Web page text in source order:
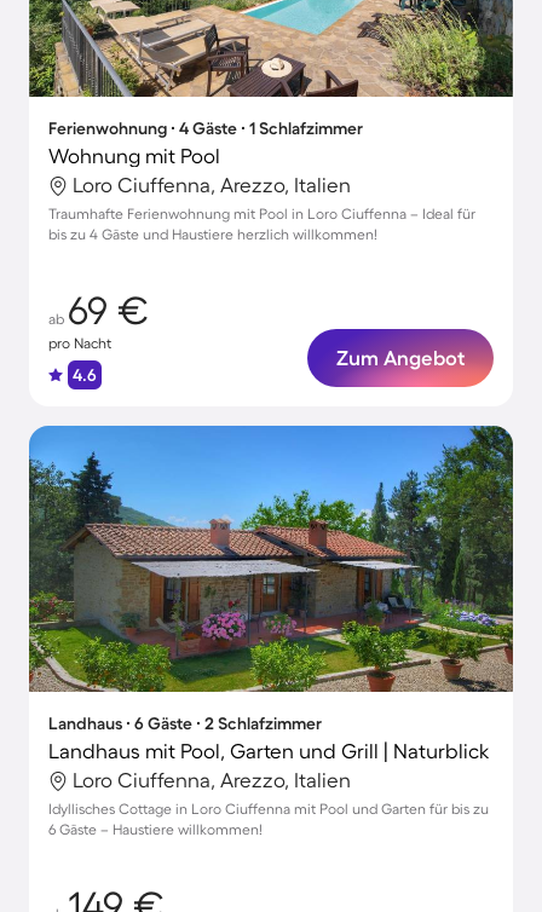
Ferienwohnung ∙ 4 Gäste ∙ 1 Schlafzimmer
Wohnung mit Pool
Loro Ciuffenna, Arezzo, Italien
Traumhafte Ferienwohnung mit Pool in Loro Ciuffenna – Ideal für
bis zu 4 Gäste und Haustiere herzlich willkommen!
ab 69 €
pro Nacht
4.6
Zum Angebot
Landhaus ∙ 6 Gäste ∙ 2 Schlafzimmer
Landhaus mit Pool, Garten und Grill | Naturblick
Loro Ciuffenna, Arezzo, Italien
Idyllisches Cottage in Loro Ciuffenna mit Pool und Garten für bis zu
6 Gäste – Haustiere willkommen!